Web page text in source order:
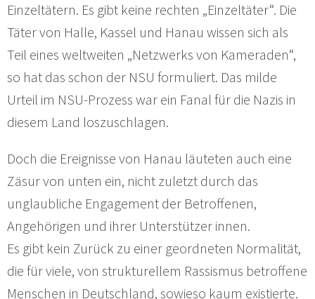
Einzeltätern. Es gibt keine rechten „Einzeltäter“. Die
Täter von Halle, Kassel und Hanau wissen sich als
Teil eines weltweiten „Netzwerks von Kameraden“,
so hat das schon der NSU formuliert. Das milde
Urteil im NSU-Prozess war ein Fanal für die Nazis in
diesem Land loszuschlagen.
Doch die Ereignisse von Hanau läuteten auch eine
Zäsur von unten ein, nicht zuletzt durch das
unglaubliche Engagement der Betroffenen,
Angehörigen und ihrer Unterstützer innen.
Es gibt kein Zurück zu einer geordneten Normalität,
die für viele, von strukturellem Rassismus betroffene
Menschen in Deutschland, sowieso kaum existierte.